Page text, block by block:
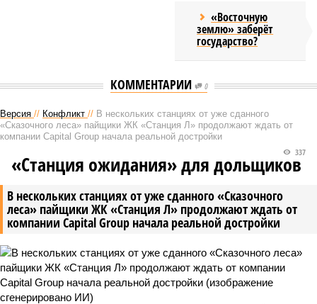
«Восточную
землю» заберёт
государство?
КОММЕНТАРИИ 0
Версия // Конфликт // В нескольких станциях от уже сданного
«Сказочного леса» пайщики ЖК «Станция Л» продолжают ждать от
компании Capital Group начала реальной достройки
В нескольких станциях от уже сданного «Сказочного
леса» пайщики ЖК «Станция Л» продолжают ждать от
компании Capital Group начала реальной достройки
337
«Станция ожидания» для дольщиков